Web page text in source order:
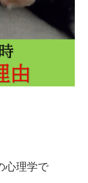
心理学で